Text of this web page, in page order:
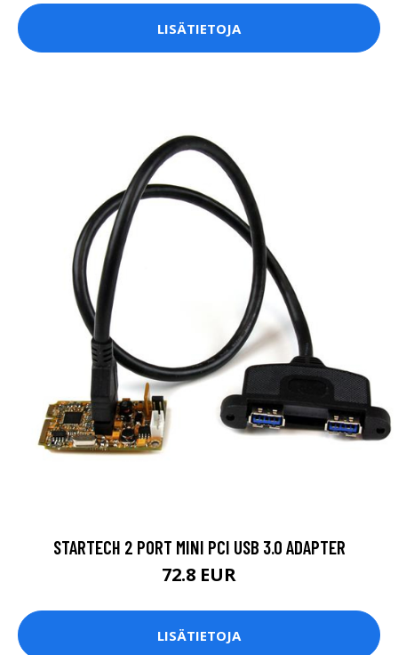
LISÄTIETOJA
STARTECH 2 PORT MINI PCI USB 3.0 ADAPTER
72.8 EUR
LISÄTIETOJA